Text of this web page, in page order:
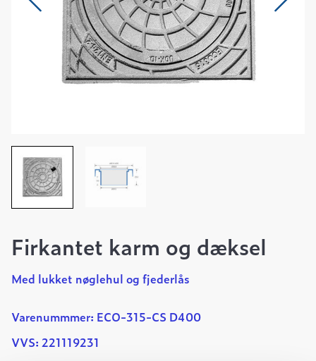
Firkantet karm og dæksel
Med lukket nøglehul og fjederlås
Varenummmer: ECO-315-CS D400
VVS: 221119231